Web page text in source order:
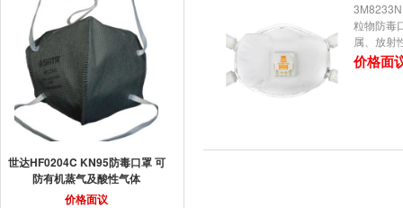
世达HF0204C KN95防毒口罩 可
防有机蒸气及酸性气体
价格面议
粒物防毒
属、放射
价格面